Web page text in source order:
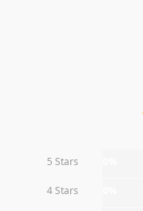
5 Stars
4 Stars